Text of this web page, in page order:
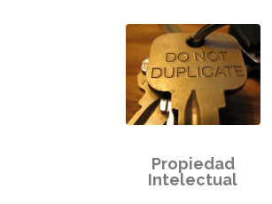
Propiedad
Intelectual